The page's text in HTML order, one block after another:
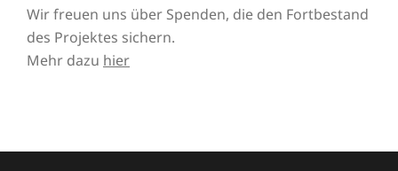
Wir freuen uns über Spenden, die den Fortbestand
des Projektes sichern.
Mehr dazu hier